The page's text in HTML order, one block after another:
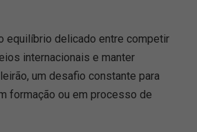
equilíbrio delicado entre competir
internacionais e manter
um desafio constante para
formação ou em processo de